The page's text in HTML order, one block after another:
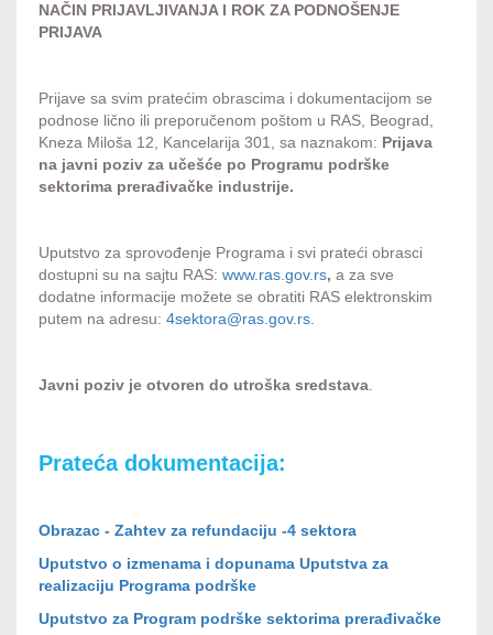
NAČIN PRIJAVLJIVANJA I ROK ZA PODNOŠENJE
PRIJAVA
Prijave sa svim pratećim obrascima i dokumentacijom se
podnose lično ili preporučenom poštom u RAS, Beograd,
Kneza Miloša 12, Kancelarija 301, sa naznakom: Prijava
na javni poziv za učešće po Programu podrške
sektorima prerađivačke industrije.
Uputstvo za sprovođenje Programa i svi prateći obrasci
dostupni su na sajtu RAS: www.ras.gov.rs, a za sve
dodatne informacije možete se obratiti RAS elektronskim
putem na adresu: 4sektora@ras.gov.rs
Javni poziv je otvoren do utroška sredstava
Prateća dokumentacija:
Obrazac - Zahtev za refundaciju -4 sektora
Uputstvo o izmenama i dopunama Uputstva za
realizaciju Programa podrške
Uputstvo za Program podrške sektorima prerađivačke